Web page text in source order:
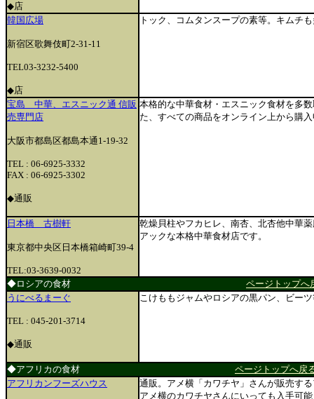
◆店
韓国広場
新宿区歌舞伎町2-31-11
TEL03-3232-5400
◆店
トック、コムタンスープの素等。キムチ
宝島 中華、エスニック通 信販
売専門店
大阪市都島区都島本通1-19-32
TEL : 06-6925-3332
FAX : 06-6925-3302
◆通販
本格的な中華食材・エスニック食材を多
た、すべての商品をオンライン上から購
日本橋 古樹軒
東京都中央区日本橋箱崎町39‐4
TEL:03-3639-0032
乾燥貝柱やフカヒレ、南杏、北杏他中華
アックな本格中華食材店です。
◆ロシアの食材 ページトップへ
うにべるまーぐ
TEL : 045-201-3714
◆通販
こけももジャムやロシアの黒パン、ビー
◆アフリカの食材 ページトップへ戻
アフリカンフーズハウス
通販。アメ横「カワチヤ」さんが販売す
アメ横のカワチヤさんにいっても入手可能